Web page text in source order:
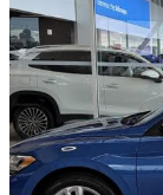
2024 Volkswagen